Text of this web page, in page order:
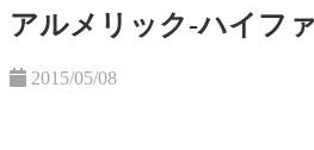
アルメリック-ハイフ
2015/05/08